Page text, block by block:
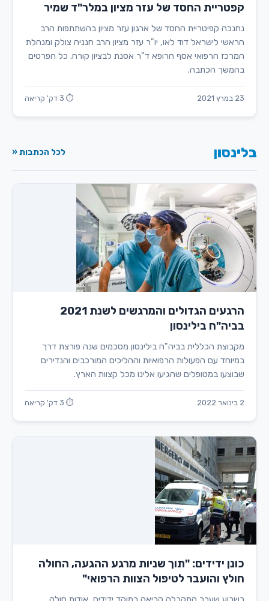
קפטריית החסד של עזר מציון במלר"ד שמיר
נחנכה קפיטריית החסד של ארגון עזר מציון בהשתתפות הרב
הראשי לישראל דוד לאו, יו"ר עזר מציון הרב חנניה צולק ומנהלת
המרכז הרפואי אסף הרופא ד"ר אסנת לבציון קורח. כל הפרטים
בהמשך הכתבה.
23 במרץ 2021 ⏱ 3 דק' קריאה
בלינסון לכל הכתבות «
הרגעים הגדולים והמרגשים לשנת 2021
בביה"ח בילינסון
מקבוצת הכללית בביה"ח בילינסון מסכמים שנה פורצת דרך
במיוחד עם הפעולות הרפואיות וההליכים המורכבים והנדירים
שבוצעו במטופלים שהגיעו אלינו מכל קצוות הארץ.
2 בינואר 2022 ⏱ 3 דק' קריאה
כונן ידידים: "תוך שניות מרגע ההגעה, החולה
חולץ והועבר לטיפול הצוות הרפואי"